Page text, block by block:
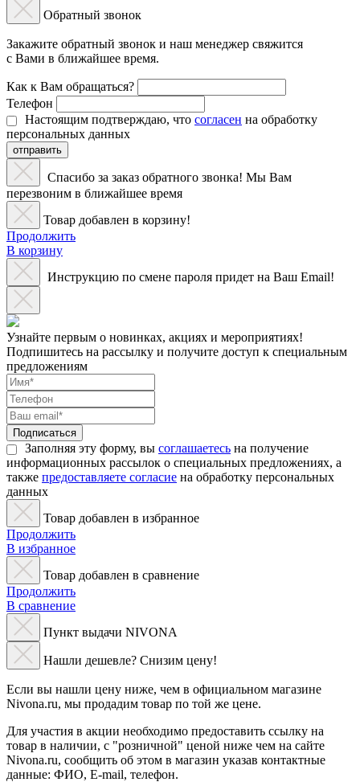
Обратный звонок
Закажите обратный звонок и наш менеджер свяжится
с Вами в ближайшее время.
Как к Вам обращаться?
Телефон
Настоящим подтверждаю, что согласен на обработку
персональных данных
отправить
Спасибо за заказ обратного звонка! Мы Вам
перезвоним в ближайшее время
Товар добавлен в корзину!
Продолжить
В корзину
Инструкцию по смене пароля придет на Ваш Email!
Узнайте первым о новинках, акциях и мероприятиях!
Подпишитесь на рассылку и получите доступ к специальным
предложениям
Подписаться
Заполняя эту форму, вы соглашаетесь на получение
информационных рассылок о специальных предложениях, а
также предоставляете согласие на обработку персональных
данных
Товар добавлен в избранное
Продолжить
В избранное
Товар добавлен в сравнение
Продолжить
В сравнение
Пункт выдачи NIVONA
Нашли дешевле? Снизим цену!
Если вы нашли цену ниже, чем в официальном магазине
Nivona.ru, мы продадим товар по той же цене.
Для участия в акции необходимо предоставить ссылку на
товар в наличии, с "розничной" ценой ниже чем на сайте
Nivona.ru, сообщить об этом в магазин указав контактные
данные: ФИО, E-mail, телефон.